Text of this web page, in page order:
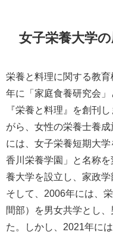
女子栄養大学の
栄養と料理に関する教
年に「家庭食養研究会
『栄養と料理』を創刊
がら、女性の栄養士養
には、女子栄養短期大
香川栄養学園」と名称
養大学を設立し、家政学
そして、2006年には、
間部）を男女共学とし
た。しかし、2021年に